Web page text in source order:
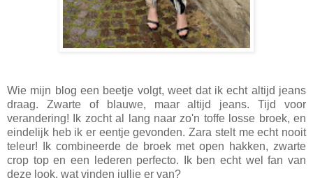
Wie mijn blog een beetje volgt, weet dat ik echt altijd jeans
draag. Zwarte of blauwe, maar altijd jeans. Tijd voor
verandering! Ik zocht al lang naar zo'n toffe losse broek, en
eindelijk heb ik er eentje gevonden. Zara stelt me echt nooit
teleur! Ik combineerde de broek met open hakken, zwarte
crop top en een lederen perfecto. Ik ben echt wel fan van
deze look, wat vinden jullie er van?